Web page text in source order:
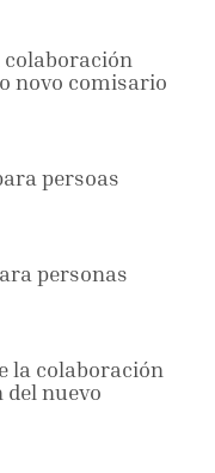
colaboración
novo comisario
persoas
personas
la colaboración
del nuevo